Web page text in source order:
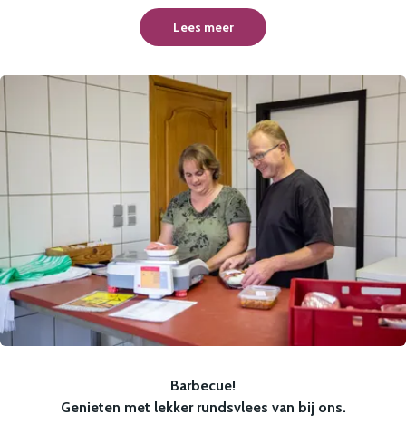
Lees meer
Barbecue!
Genieten met lekker rundsvlees van bij ons.